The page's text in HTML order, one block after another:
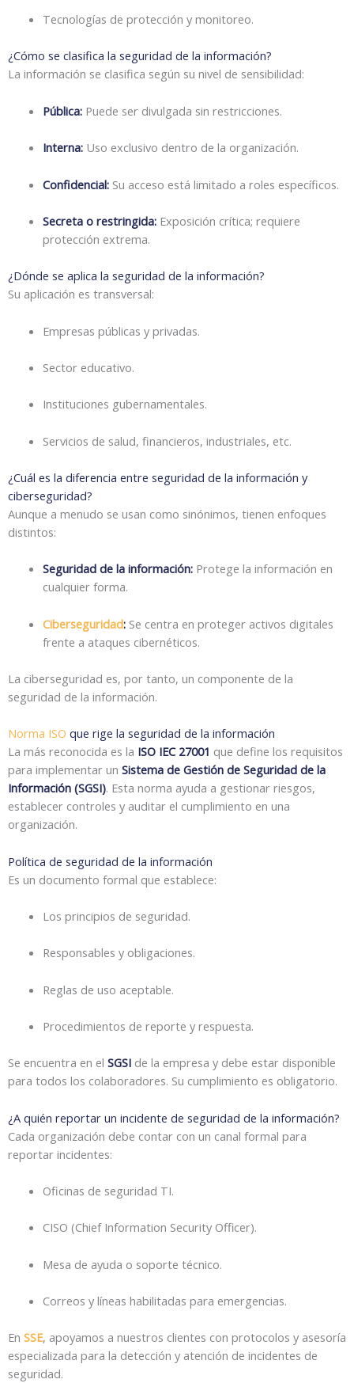
Tecnologías de protección y monitoreo.
¿Cómo se clasifica la seguridad de la información?
La información se clasifica según su nivel de sensibilidad:
Pública:Puede ser divulgada sin restricciones.
Interna:Uso exclusivo dentro de la organización.
Confidencial:Su acceso está limitado a roles específicos.
Secreta o restringida: Exposición crítica; requiere
protección extrema.
¿Dónde se aplica la seguridad de la información?
Su aplicación es transversal:
Empresas públicas y privadas.
Sector educativo.
Instituciones gubernamentales.
Servicios de salud, financieros, industriales, etc.
¿Cuál es la diferencia entre seguridad de la información y
ciberseguridad?
Aunque a menudo se usan como sinónimos, tienen enfoques
distintos:
Seguridad de la información:Protege la información en
cualquier forma.
Ciberseguridad:Se centra en proteger activos digitales
frente a ataques cibernéticos.
La ciberseguridad es, por tanto, un componente de la
seguridad de la información.
Norma ISO que rige la seguridad de la información
La más reconocida es la ISO IEC 27001 que define los requisitos
para implementar un Sistema de Gestión de Seguridad de la
Información (SGSI). Esta norma ayuda a gestionar riesgos,
establecer controles y auditar el cumplimiento en una
organización.
Política de seguridad de la información
Es un documento formal que establece:
Los principios de seguridad.
Responsables y obligaciones.
Reglas de uso aceptable.
Procedimientos de reporte y respuesta.
Se encuentra en el SGSI de la empresa y debe estar disponible
para todos los colaboradores. Su cumplimiento es obligatorio.
¿A quién reportar un incidente de seguridad de la información?
Cada organización debe contar con un canal formal para
reportar incidentes:
Oficinas de seguridad TI.
CISO (Chief Information Security Officer).
Mesa de ayuda o soporte técnico.
Correos y líneas habilitadas para emergencias.
En SSE, apoyamos a nuestros clientes con protocolos y asesoría
especializada para la detección y atención de incidentes de
seguridad.